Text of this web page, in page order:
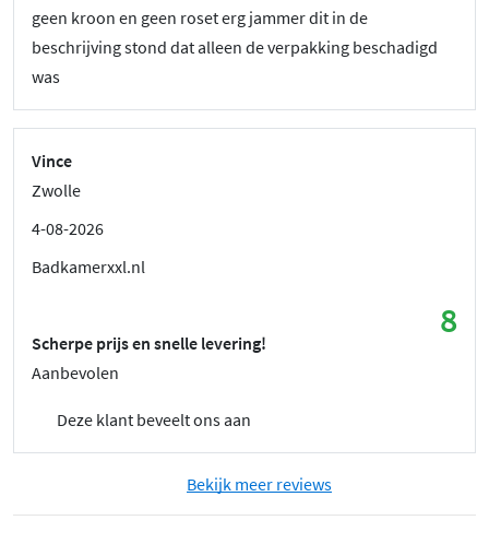
geen kroon en geen roset erg jammer dit in de
beschrijving stond dat alleen de verpakking beschadigd
was
Vince
Zwolle
4-08-2026
Badkamerxxl.nl
8
Scherpe prijs en snelle levering!
Aanbevolen
Deze klant beveelt ons aan
Bekijk meer reviews